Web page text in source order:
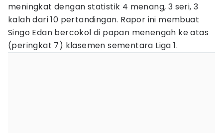
meningkat dengan statistik 4 menang, 3 seri, 3
kalah dari 10 pertandingan. Rapor ini membuat
Singo Edan bercokol di papan menengah ke atas
(peringkat 7) klasemen sementara Liga 1.